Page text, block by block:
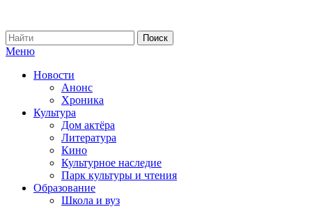
Меню
Новости
Анонс
Хроника
Культура
Дом актёра
Литература
Кино
Культурное наследие
Парк культуры и чтения
Образование
Школа и вуз